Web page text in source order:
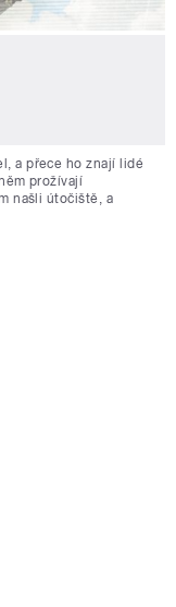
a přece ho znají lidé
prožívají
našli útočiště, a